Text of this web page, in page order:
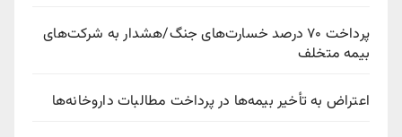
پرداخت ۷۰ درصد خسارت‌های جنگ/هشدار به شرکت‌های
بیمه متخلف
اعتراض به تأخیر بیمه‌ها در پرداخت مطالبات داروخانه‌ها